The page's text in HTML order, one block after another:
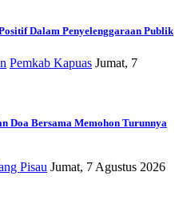
Dalam Penyelenggaraan Publik
Pemkab Kapuas Jumat, 7
Doa Bersama Memohon Turunnya
Pisau Jumat, 7 Agustus 2026